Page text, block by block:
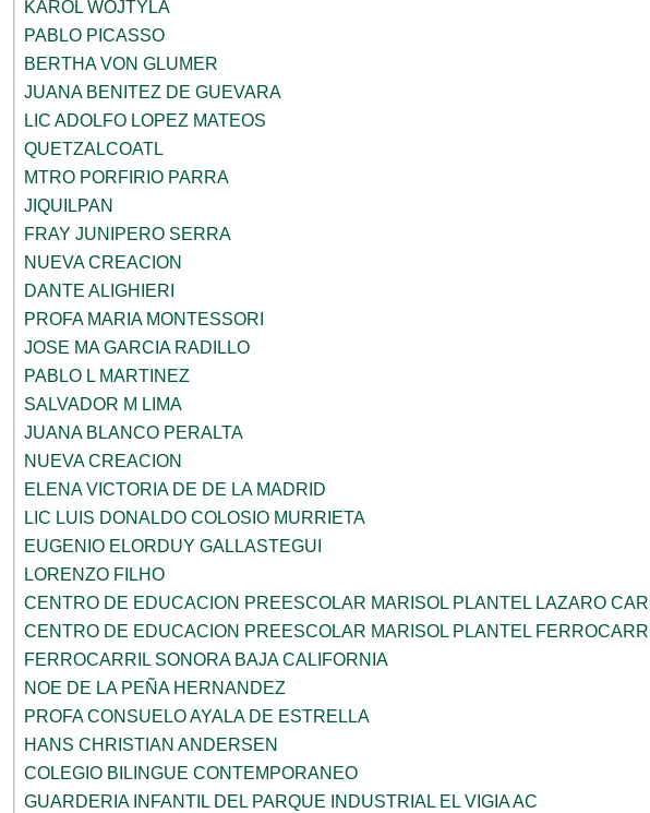
KAROL WOJTYLA
PABLO PICASSO
BERTHA VON GLUMER
JUANA BENITEZ DE GUEVARA
LIC ADOLFO LOPEZ MATEOS
QUETZALCOATL
MTRO PORFIRIO PARRA
JIQUILPAN
FRAY JUNIPERO SERRA
NUEVA CREACION
DANTE ALIGHIERI
PROFA MARIA MONTESSORI
JOSE MA GARCIA RADILLO
PABLO L MARTINEZ
SALVADOR M LIMA
JUANA BLANCO PERALTA
NUEVA CREACION
ELENA VICTORIA DE DE LA MADRID
LIC LUIS DONALDO COLOSIO MURRIETA
EUGENIO ELORDUY GALLASTEGUI
LORENZO FILHO
CENTRO DE EDUCACION PREESCOLAR MARISOL PLANTEL LAZARO
CENTRO DE EDUCACION PREESCOLAR MARISOL PLANTEL
FERROCARRIL SONORA BAJA CALIFORNIA
NOE DE LA PEÑA HERNANDEZ
PROFA CONSUELO AYALA DE ESTRELLA
HANS CHRISTIAN ANDERSEN
COLEGIO BILINGUE CONTEMPORANEO
GUARDERIA INFANTIL DEL PARQUE INDUSTRIAL EL VIGIA AC